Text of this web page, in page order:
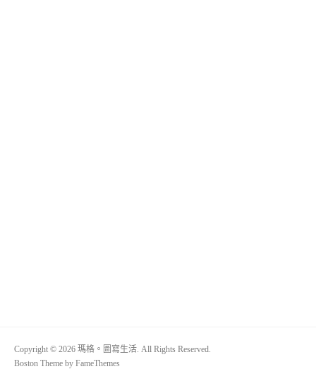
Copyright © 2026 瑪格。圖寫生活. All Rights Reserved.
Boston Theme by FameThemes